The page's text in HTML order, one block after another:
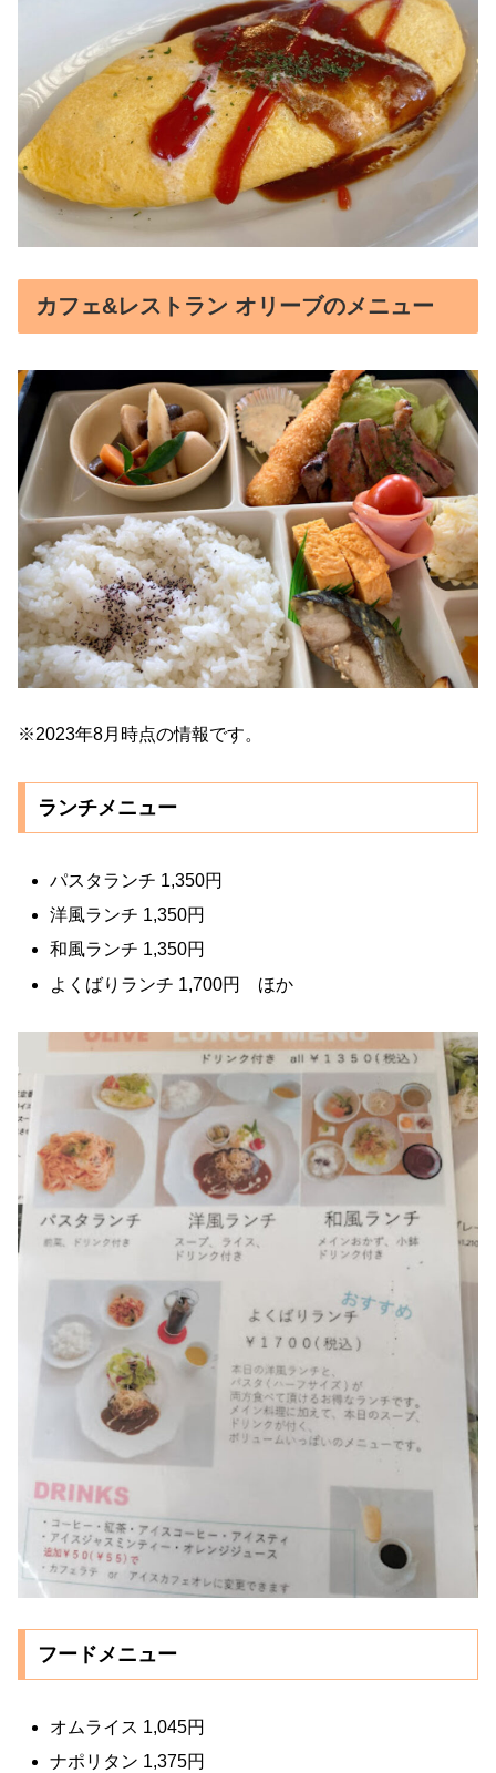
カフェ&レストラン オリーブのメニュー
※2023年8月時点の情報です。
ランチメニュー
パスタランチ 1,350円
洋風ランチ 1,350円
和風ランチ 1,350円
よくばりランチ 1,700円 ほか
フードメニュー
オムライス 1,045円
ナポリタン 1,375円